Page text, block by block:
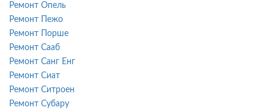
Ремонт Опель
Ремонт Пежо
Ремонт Порше
Ремонт Сааб
Ремонт Санг Енг
Ремонт Сиат
Ремонт Ситроен
Ремонт Субару